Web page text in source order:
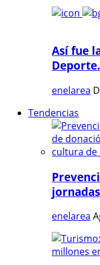
Así fue
enelarea
Tendencias
enelarea